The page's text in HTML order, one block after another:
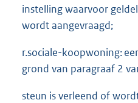
instelling waarvoor
wordt aangevraagd;
r.sociale-koopwoning:
grond van paragraaf 2
steun is verleend of